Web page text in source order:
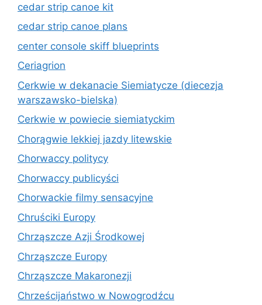
cedar strip canoe kit
cedar strip canoe plans
center console skiff blueprints
Ceriagrion
Cerkwie w dekanacie Siemiatycze (diecezja
warszawsko-bielska)
Cerkwie w powiecie siemiatyckim
Chorągwie lekkiej jazdy litewskie
Chorwaccy politycy
Chorwaccy publicyści
Chorwackie filmy sensacyjne
Chruściki Europy
Chrząszcze Azji Środkowej
Chrząszcze Europy
Chrząszcze Makaronezji
Chrześcijaństwo w Nowogrodźcu